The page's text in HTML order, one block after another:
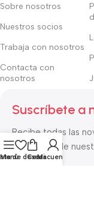
Sobre nosotros
Nuestros socios
Trabaja con nosotros
Contacta con
nosotros
Suscríbete a
Recibe todas las
descuento de
Menúde deseos
CestaMi cuenta